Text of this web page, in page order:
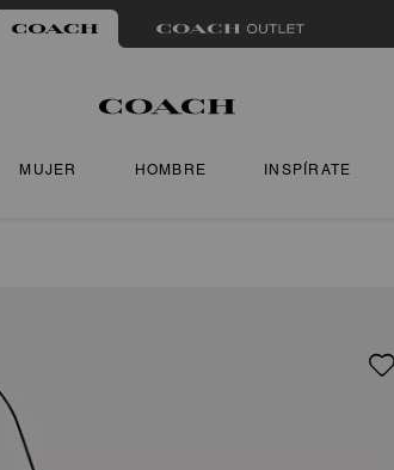
MUJER HOMBRE INSPÍRATE